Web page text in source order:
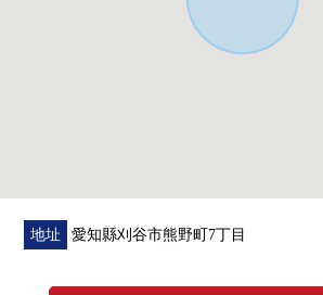
地址 愛知縣刈谷市熊野町7丁目